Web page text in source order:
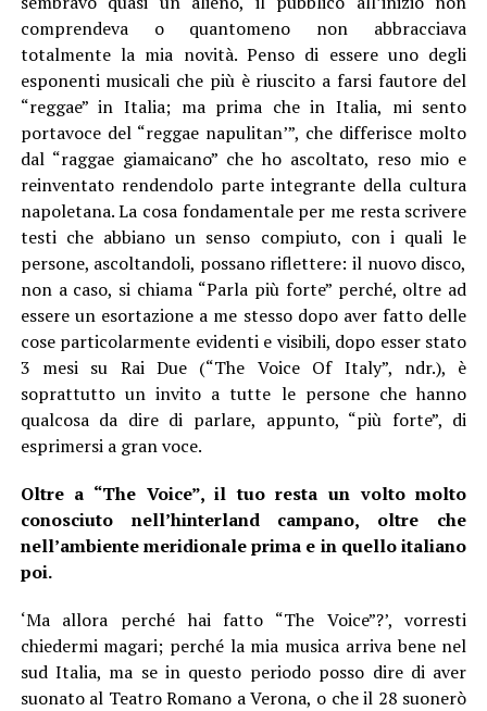
comprendeva o quantomeno non abbracciava
totalmente la mia novità. Penso di essere uno degli
esponenti musicali che più è riuscito a farsi fautore del
“reggae” in Italia; ma prima che in Italia, mi sento
portavoce del “reggae napulitan’”, che differisce molto
dal “raggae giamaicano” che ho ascoltato, reso mio e
reinventato rendendolo parte integrante della cultura
napoletana. La cosa fondamentale per me resta scrivere
testi che abbiano un senso compiuto, con i quali le
persone, ascoltandoli, possano riflettere: il nuovo disco,
non a caso, si chiama “Parla più forte” perché, oltre ad
essere un esortazione a me stesso dopo aver fatto delle
cose particolarmente evidenti e visibili, dopo esser stato
3 mesi su Rai Due (“The Voice Of Italy”, ndr.), è
soprattutto un invito a tutte le persone che hanno
qualcosa da dire di parlare, appunto, “più forte”, di
esprimersi a gran voce.
Oltre a “The Voice”, il tuo resta un volto molto
conosciuto nell’hinterland campano, oltre che
nell’ambiente meridionale prima e in quello italiano
poi.
‘Ma allora perché hai fatto “The Voice”?’, vorresti
chiedermi magari; perché la mia musica arriva bene nel
sud Italia, ma se in questo periodo posso dire di aver
suonato al Teatro Romano a Verona, o che il 28 suonerò